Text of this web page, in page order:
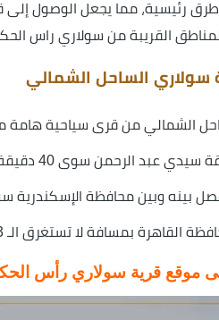
المناطق القريبة من سولاري راس
سولاري الساحل الشمالي
الشمالي من قرى سياحية هامة
عبد الرحمن سوى 40 دقيقة أو أقل.
بينه وبين محافظة الإسكندرية
القاهرة بمسافة لا تستغرق الـ 3 ساعات.
موقع قرية سولاري رأس